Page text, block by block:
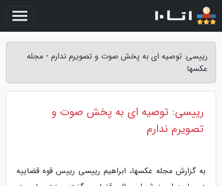
رییسی: توصیه ای به پخش صوت و تصویرم ندارم - مجله
عکسها
رییسی: توصیه ای به پخش صوت و
تصویرم ندارم
به گزارش مجله عکسها، ابراهیم رییسی رییس قوه قضاییه